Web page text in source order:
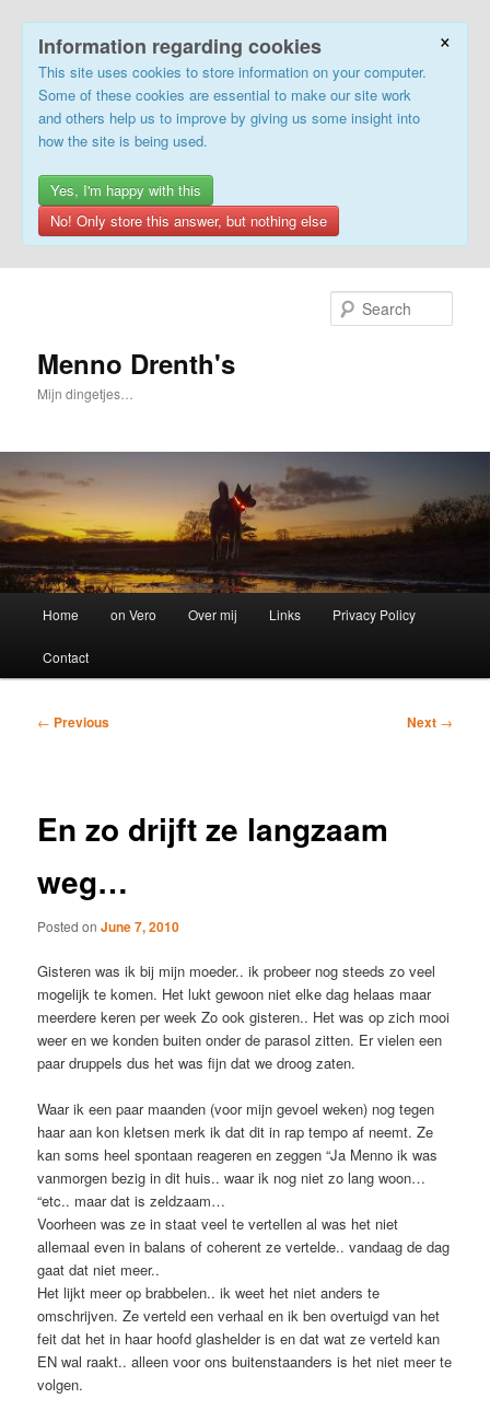
×
Information regarding cookies
This site uses cookies to store information on your computer.
Some of these cookies are essential to make our site work
and others help us to improve by giving us some insight into
how the site is being used.
Yes, I'm happy with this
No! Only store this answer, but nothing else
Menno Drenth's
Mijn dingetjes…
Home on Vero Over mij Links Privacy Policy
Contact
Post
← Previous Next →
En zo drijft ze langzaam
weg…
Posted onJune 7, 2010
Gisteren was ik bij mijn moeder.. ik probeer nog steeds zo veel
mogelijk te komen. Het lukt gewoon niet elke dag helaas maar
meerdere keren per week Zo ook gisteren.. Het was op zich mooi
weer en we konden buiten onder de parasol zitten. Er vielen een
paar druppels dus het was fijn dat we droog zaten.
Waar ik een paar maanden (voor mijn gevoel weken) nog tegen
haar aan kon kletsen merk ik dat dit in rap tempo af neemt. Ze
kan soms heel spontaan reageren en zeggen “Ja Menno ik was
vanmorgen bezig in dit huis.. waar ik nog niet zo lang woon…
“etc.. maar dat is zeldzaam…
Voorheen was ze in staat veel te vertellen al was het niet
allemaal even in balans of coherent ze vertelde.. vandaag de dag
gaat dat niet meer..
Het lijkt meer op brabbelen.. ik weet het niet anders te
omschrijven. Ze verteld een verhaal en ik ben overtuigd van het
feit dat het in haar hoofd glashelder is en dat wat ze verteld kan
EN wal raakt.. alleen voor ons buitenstaanders is het niet meer te
volgen.